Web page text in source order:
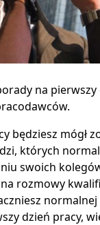
na pierwszy
będziesz mógł
których
swoich
rozmowy
dzień pracy,